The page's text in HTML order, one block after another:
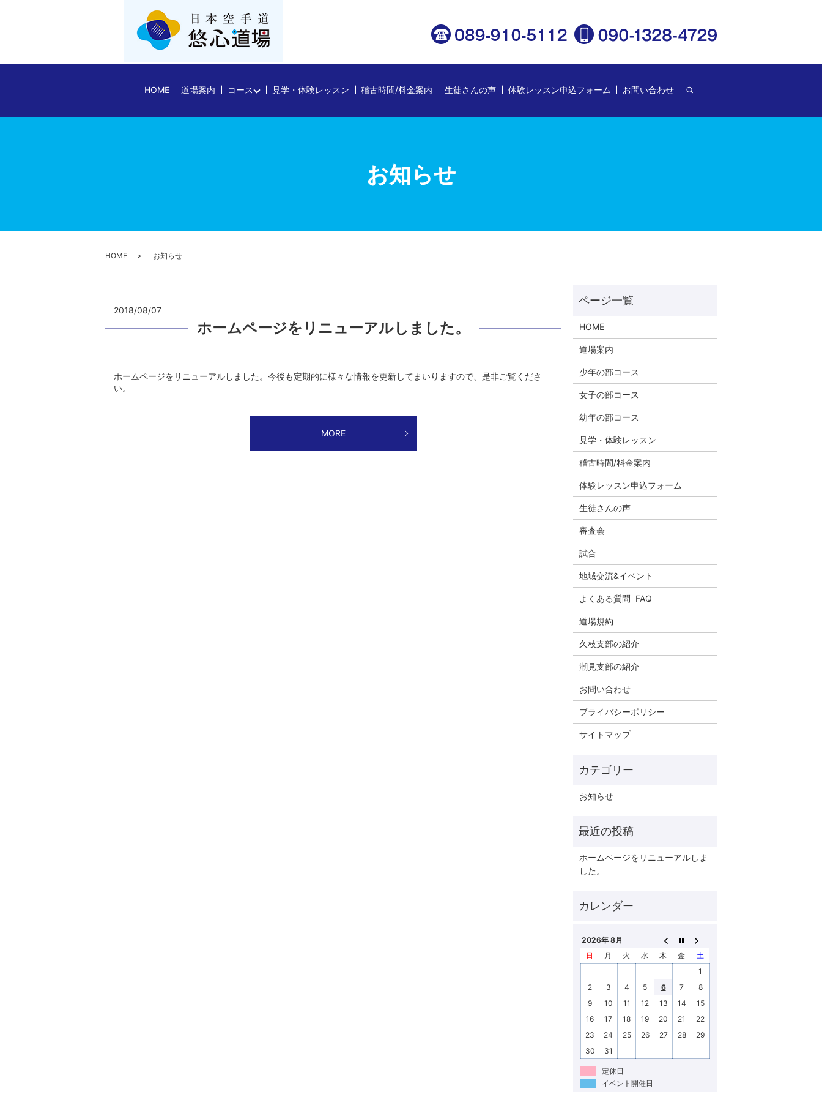
HOME 道場案内 コース 見学・体験レッスン 稽古時間/料金案内 生徒さんの声 体験レッスン申込フォーム お問い合わせ search
お知らせ
HOME お知らせ
2018/08/07
ホームページをリニューアルしました。
ホームページをリニューアルしました。今後も定期的に様々な情報を更新してまいりますので、是非ご覧くださ
い。
MORE
HOME
道場案内
少年の部コース
女子の部コース
幼年の部コース
見学・体験レッスン
稽古時間/料金案内
体験レッスン申込フォーム
生徒さんの声
審査会
試合
地域交流&イベント
よくある質問 FAQ
道場規約
久枝支部の紹介
潮見支部の紹介
お問い合わせ
プライバシーポリシー
サイトマップ
お知らせ
ホームページをリニューアルしま
した。
2026年 8月
日
月 火 水 木 金
土
1
2
3 4 5 6 7
8
9
10 11 12 13 14
15
16
17 18 19 20 21
22
23
24 25 26 27 28
29
30
31
定休日
イベント開催日